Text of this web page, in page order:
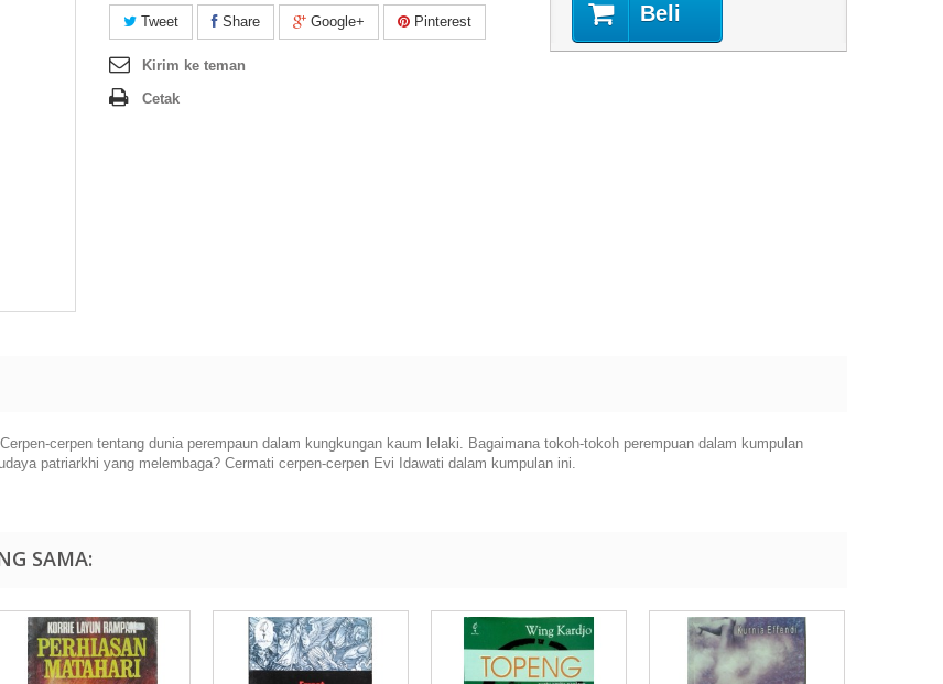
Tweet Share Google+ Pinterest
Kirim ke teman
Cetak
Beli
cerpen tentang dunia perempaun dalam kungkungan kaum lelaki. Bagaimana tokoh-tokoh perempuan dalam kumpulan
patriarkhi yang melembaga? Cermati cerpen-cerpen Evi Idawati dalam kumpulan ini.
SAMA: